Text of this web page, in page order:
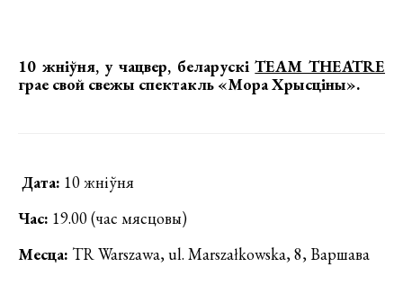
10 жніўня, у чацвер, беларускіTEAM THEATRE
грае свой свежы спектакль «Мора Хрысціны».
Дата: 10 жніўня
Час: 19.00 (час мясцовы)
Месца: TR Warszawa, ul. Marszałkowska, 8, Варшава